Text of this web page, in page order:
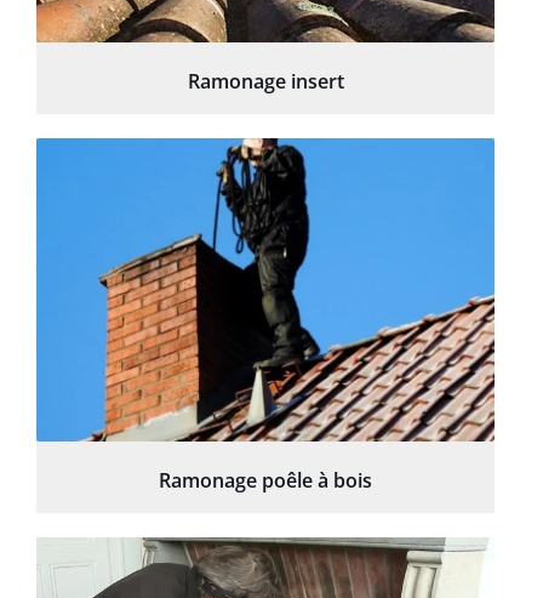
Ramonage insert
Ramonage poêle à bois